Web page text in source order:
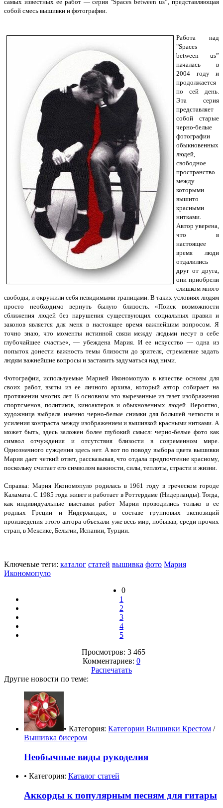
самых известных ее работ — серия "Spaces between us”, представляющая
собой смесь вышивки и фотографии.
Работа над
"Spaces
between us”
началась в
2004 году и
продолжается
по сей день.
Эта серия
представляет
собой старые
черно-белые
фотографии
обыкновенных
людей,
свободное
пространство
между
которыми
вышито
красными
нитками.
Автор уверена,
что в
настоящее
время люди
отдалились
друг от друга,
они приобрели
слишком много
свободы, и окружили себя невидимыми границами. В таких условиях людям
просто необходимо вернуть былую близость. «Поиск возможности
сближения людей без нарушения существующих социальных правил и
законов является для меня в настоящее время важнейшим вопросом. Я
точно знаю, что моменты истинной связи между людьми несут в себе
глубочайшее счастье«, — убеждена Мария. И ее искусство — одна из
попыток донести важность темы близости до зрителя, стремление задать
людям важнейшие вопросы и заставить задуматься над ними.
Фотографии, используемые Марией Икономопуло в качестве основы для
своих работ, взяты из ее личного архива, который автор собирает на
протяжении многих лет. В основном это вырезанные из газет изображения
спортсменов, политиков, киноактеров и обыкновенных людей. Вероятно,
художница выбрала именно черно-белые снимки для большей четкости и
усиления контраста между изображением и вышивкой красными нитками. А
может быть, здесь заложен более глубокий смысл: черно-белые фото как
символ отчуждения и отсутствия близости в современном мире.
Однозначного суждения здесь нет. А вот по поводу выбора цвета вышивки
Мария дает четкий ответ, рассказывая, что отдала предпочтение красному,
поскольку считает его символом важности, силы, теплоты, страсти и жизни.
Справка: Мария Икономопуло родилась в 1961 году в греческом городе
Каламата. С 1985 года живет и работает в Роттердаме (Нидерланды). Тогда,
как индивидуальные выставки работ Марии проводились только в ее
родных Греции и Нидерландах, в составе групповых экспозиций
произведения этого автора объехали уже весь мир, побывав, среди прочих
стран, в Мексике, Бельгии, Испании, Турции.
Ключевые теги: каталог статей вышивка фото Мария
Икономопуло
0
1
2
3
4
5
Просмотров: 3 465
Комментариев: 0
Распечатать
Другие новости по теме:
• Категория: Категории Вышивки Крестом /
Вышивка бисером
Необычные виды рукоделия
• Категория: Каталог статей
Аккорды к популярным песням для гитары